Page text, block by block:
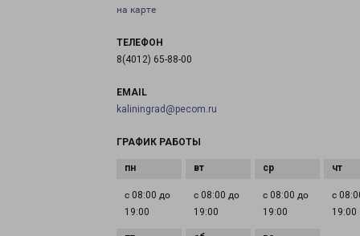
на карте
ТЕЛЕФОН
8(4012) 65-88-00
EMAIL
kaliningrad@pecom.ru
ГРАФИК РАБОТЫ
с 08:00 до
19:00
с 08:00 до
19:00
с 08:00 до
19:00
с
19:00